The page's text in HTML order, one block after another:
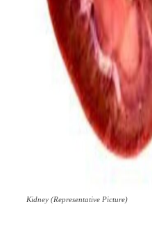
Kidney (Representative Picture)